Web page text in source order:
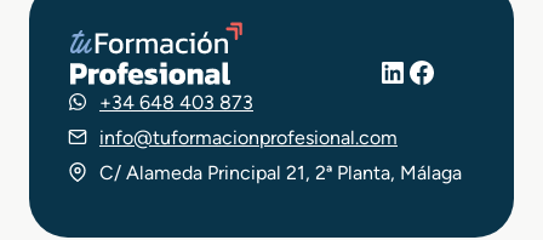
LinkedIn
Facebook
+34 648 403 873
info@tuformacionprofesional.com
C/ Alameda Principal 21, 2ª Planta, Málaga